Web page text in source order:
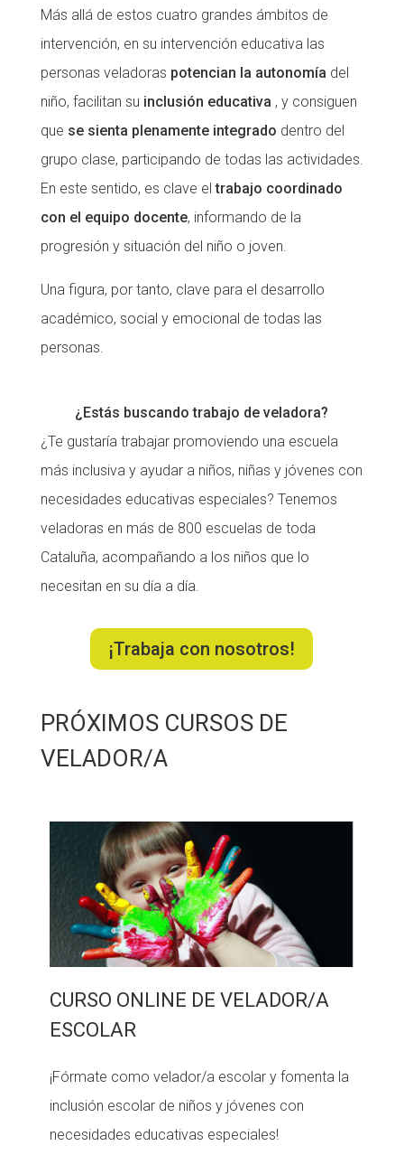
Más allá de estos cuatro grandes ámbitos de
intervención, en su intervención educativa las
personas veladoras potencian la autonomía del
niño, facilitan su inclusión educativa , y consiguen
que se sienta plenamente integrado dentro del
grupo clase, participando de todas las actividades.
En este sentido, es clave eltrabajo coordinado
con el equipo docente, informando de la
progresión y situación del niño o joven.
Una figura, por tanto, clave para el desarrollo
académico, social y emocional de todas las
personas.
¿Estás buscando trabajo de veladora?
¿Te gustaría trabajar promoviendo una escuela
más inclusiva y ayudar a niños, niñas y jóvenes con
necesidades educativas especiales? Tenemos
veladoras en más de 800 escuelas de toda
Cataluña, acompañando a los niños que lo
necesitan en su día a día.
¡Trabaja con nosotros!
PRÓXIMOS CURSOS DE
VELADOR/A
CURSO ONLINE DE VELADOR/A
ESCOLAR
¡Fórmate como velador/a escolar y fomenta la
inclusión escolar de niños y jóvenes con
necesidades educativas especiales!